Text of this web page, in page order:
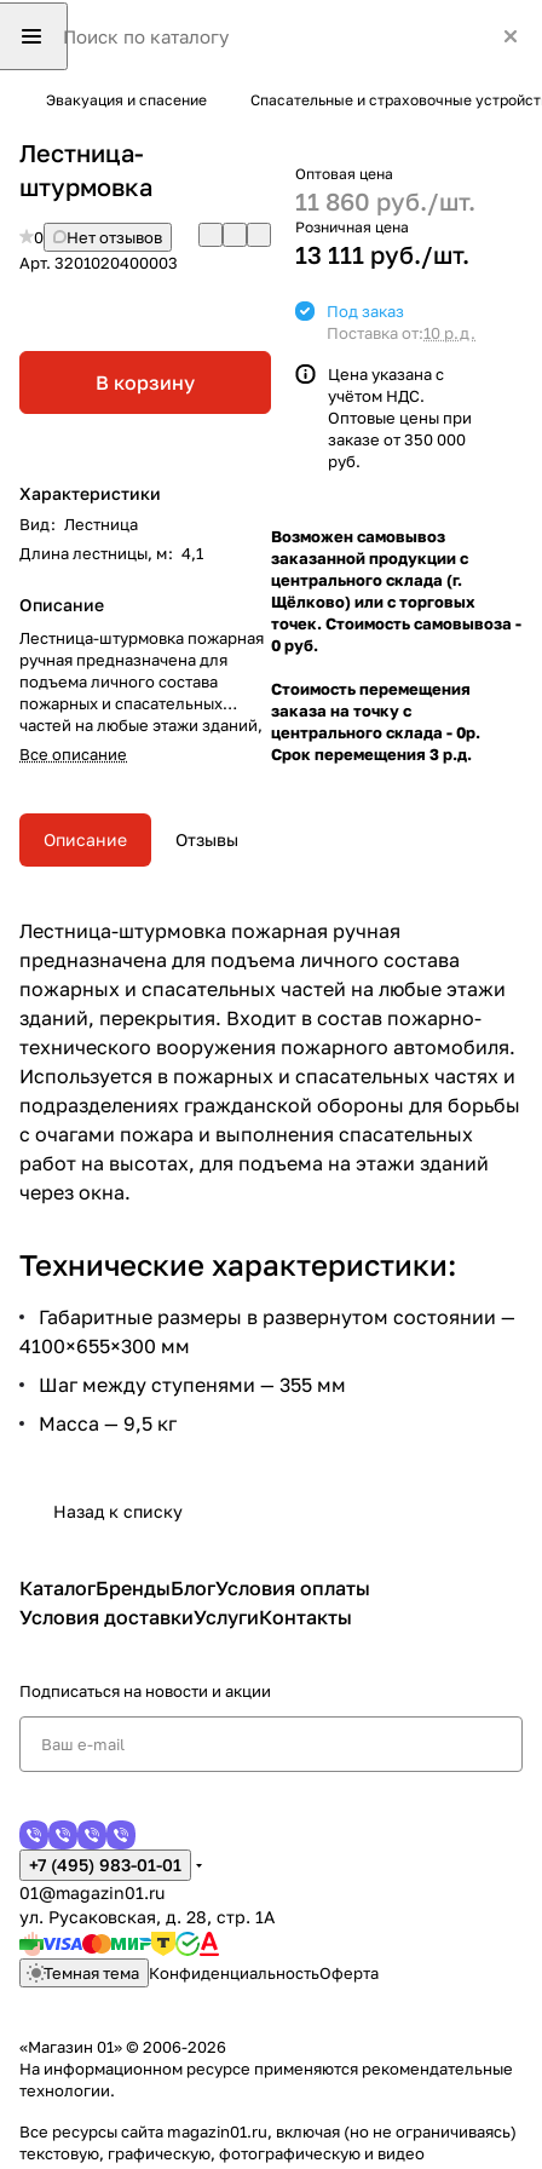
Эвакуация и спасение Спасательные и страховочные
Лестница-
штурмовка
0
Нет отзывов
Арт. 3201020400003
В корзину
Характеристики
Вид: Лестница
Длина лестницы, м: 4,1
Описание
Лестница-штурмовка пожарная
ручная предназначена для
подъема личного состава
пожарных и спасательных
частей на любые этажи зданий,
перекрытия. Входит в состав
пожарно-технического
автомобиля. Используется в
пожарных и спасательных
выполнения спасательных
работ на высотах, для подъема
на этажи зданий через окна.
Все описание
Оптовая цена
11 860 руб./шт.
Розничная цена
13 111 руб./шт.
Под заказ
Поставка от:10 р.д.
Цена указана с
учётом НДС.
Оптовые цены при
заказе от 350 000
руб.
Возможен самовывоз
заказанной продукции с
центрального склада (г.
Щёлково) или с торговых
точек. Стоимость самовывоза -
0 руб.
Стоимость перемещения
заказа на точку с
центрального склада - 0р.
Срок перемещения 3 р.д.
Описание Отзывы
Лестница-штурмовка пожарная ручная
предназначена для подъема личного состава
пожарных и спасательных частей на любые этажи
зданий, перекрытия. Входит в состав пожарно-
технического вооружения пожарного автомобиля.
Используется в пожарных и спасательных частях и
подразделениях гражданской обороны для борьбы
с очагами пожара и выполнения спасательных
работ на высотах, для подъема на этажи зданий
через окна.
Технические характеристики:
Габаритные размеры в развернутом состоянии —
4100×655×300 мм
Шаг между ступенями — 355 мм
Масса — 9,5 кг
Назад к списку
КаталогБрендыБлогУсловия оплаты
Условия доставкиУслугиКонтакты
Подписаться на новости и акции
+7 (495) 983-01-01
01@magazin01.ru
ул. Русаковская, д. 28, стр. 1А
Темная тема КонфиденциальностьОферта
«Магазин 01» © 2006-2026
На информационном ресурсе применяются рекомендательные
технологии.
Все ресурсы сайта magazin01.ru, включая (но не ограничиваясь)
текстовую, графическую, фотографическую и видео